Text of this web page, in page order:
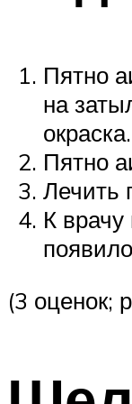
Пятно
на
Пятно
Лечить
К
(3 оценок;